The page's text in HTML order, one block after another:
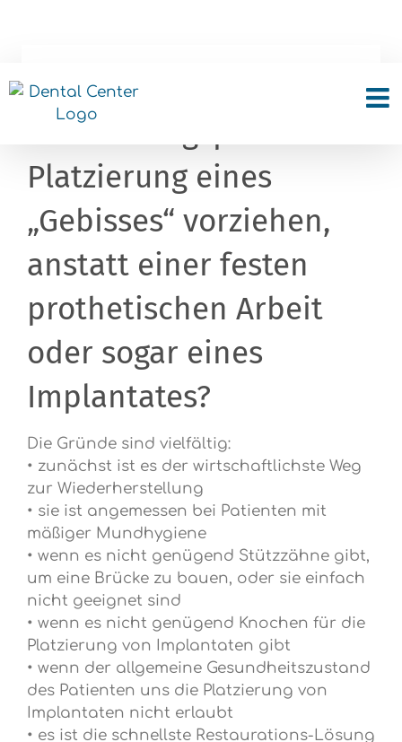
Warum soll ich als
Behandlungsplan die
Platzierung eines
„Gebisses“ vorziehen,
anstatt einer festen
prothetischen Arbeit
oder sogar eines
Implantates?
Die Gründe sind vielfältig:
• zunächst ist es der wirtschaftlichste Weg
zur Wiederherstellung
• sie ist angemessen bei Patienten mit
mäßiger Mundhygiene
• wenn es nicht genügend Stützzähne gibt,
um eine Brücke zu bauen, oder sie einfach
nicht geeignet sind
• wenn es nicht genügend Knochen für die
Platzierung von Implantaten gibt
• wenn der allgemeine Gesundheitszustand
des Patienten uns die Platzierung von
Implantaten nicht erlaubt
• es ist die schnellste Restaurations-Lösung